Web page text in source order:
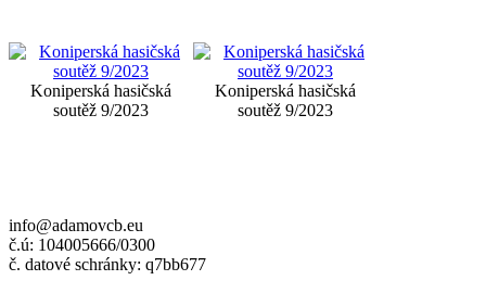
Koniperská hasičská
soutěž 9/2023
Koniperská hasičská
soutěž 9/2023
info@adamovcb.eu
č.ú: 104005666/0300
č. datové schránky: q7bb677